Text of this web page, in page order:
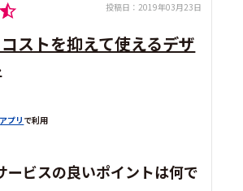
投稿日： 2019年03月23日
ストを抑えて使えるデザ
プリ で利用
ービスの良いポイントは何で